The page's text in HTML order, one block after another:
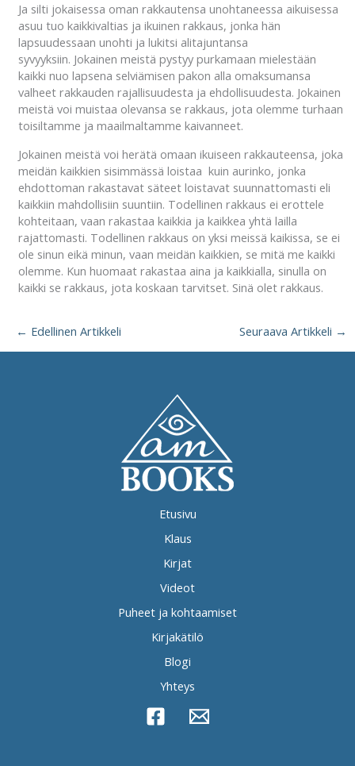
Ja silti jokaisessa oman rakkautensa unohtaneessa aikuisessa
asuu tuo kaikkivaltias ja ikuinen rakkaus, jonka hän
lapsuudessaan unohti ja lukitsi alitajuntansa
syvyyksiin. Jokainen meistä pystyy purkamaan mielestään
kaikki nuo lapsena selviämisen pakon alla omaksumansa
valheet rakkauden rajallisuudesta ja ehdollisuudesta. Jokainen
meistä voi muistaa olevansa se rakkaus, jota olemme turhaan
toisiltamme ja maailmaltamme kaivanneet.
Jokainen meistä voi herätä omaan ikuiseen rakkauteensa, joka
meidän kaikkien sisimmässä loistaa kuin aurinko, jonka
ehdottoman rakastavat säteet loistavat suunnattomasti eli
kaikkiin mahdollisiin suuntiin. Todellinen rakkaus ei erottele
kohteitaan, vaan rakastaa kaikkia ja kaikkea yhtä lailla
rajattomasti. Todellinen rakkaus on yksi meissä kaikissa, se ei
ole sinun eikä minun, vaan meidän kaikkien, se mitä me kaikki
olemme. Kun huomaat rakastaa aina ja kaikkialla, sinulla on
kaikki se rakkaus, jota koskaan tarvitset. Sinä olet rakkaus.
← Edellinen Artikkeli Seuraava Artikkeli →
Etusivu
Klaus
Kirjat
Videot
Puheet ja kohtaamiset
Kirjakätilö
Blogi
Yhteys